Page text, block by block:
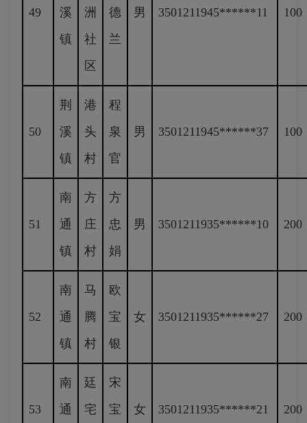
49
溪
镇
洲
社
区
德
兰
男 3501211945******11 100
50
荆
溪
镇
港
头
村
程
泉
官
男 3501211945******37 100
51
南
通
镇
方
庄
村
方
忠
娟
男 3501211935******10 200
52
南
通
镇
马
腾
村
欧
宝
银
女 3501211935******27 200
53
南
通
廷
宅
宋
宝
女 3501211935******21 200